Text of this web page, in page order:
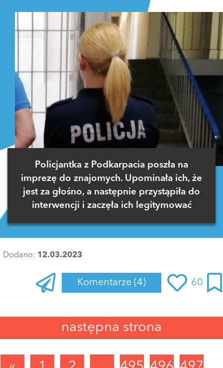
Policjantka z Podkarpacia poszła na
imprezę do znajomych. Upominała ich, że
jest za głośno, a następnie przystąpiła do
interwencji i zaczęła ich legitymować
Dodano: 12.03.2023
Komentarze (4) 60
Vtotek 12 marca 2023 o 17:38
Już raczej jej nie zaproszą
następna strona